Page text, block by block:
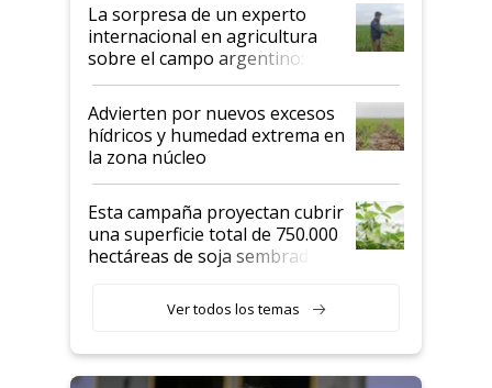
La sorpresa de un experto
internacional en agricultura
sobre el campo argentino:
"Estoy muy impresionado"
Advierten por nuevos excesos
hídricos y humedad extrema en
la zona núcleo
Esta campaña proyectan cubrir
una superficie total de 750.000
hectáreas de soja sembradas
variedades que marcan un
salto tecnológico en genética y
Ver todos los temas